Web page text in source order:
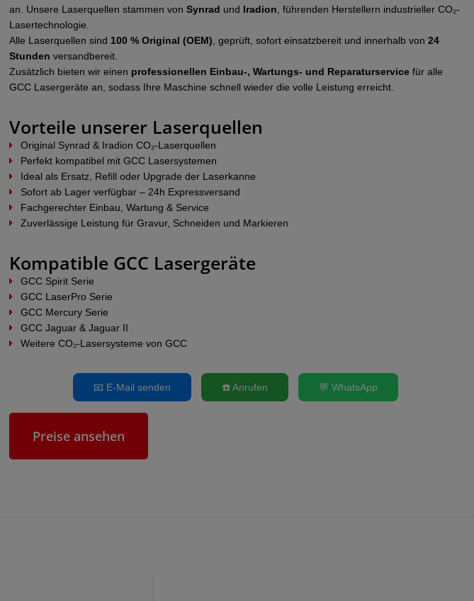
an. Unsere Laserquellen stammen von Synrad und Iradion , führenden Herstellern industrieller CO₂-
Lasertechnologie.
Alle Laserquellen sind 100 % Original (OEM) , geprüft, sofort einsatzbereit und innerhalb von 24
Stunden versandbereit.
Zusätzlich bieten wir einen professionellen Einbau-, Wartungs- und Reparaturservice für alle
GCC Lasergeräte an, sodass Ihre Maschine schnell wieder die volle Leistung erreicht.
Vorteile unserer Laserquellen
Original Synrad & Iradion CO₂-Laserquellen
Perfekt kompatibel mit GCC Lasersystemen
Ideal als Ersatz, Refill oder Upgrade der Laserkanne
Sofort ab Lager verfügbar – 24h Expressversand
Fachgerechter Einbau, Wartung & Service
Zuverlässige Leistung für Gravur, Schneiden und Markieren
Kompatible GCC Lasergeräte
GCC Spirit Serie
GCC LaserPro Serie
GCC Mercury Serie
GCC Jaguar & Jaguar II
Weitere CO₂-Lasersysteme von GCC
📧 E-Mail senden ☎️ Anrufen 💬 WhatsApp
Preise ansehen